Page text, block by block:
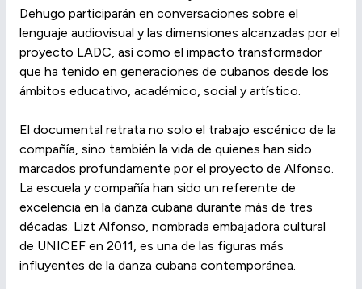
Dehugo participarán en conversaciones sobre el
lenguaje audiovisual y las dimensiones alcanzadas por el
proyecto LADC, así como el impacto transformador
que ha tenido en generaciones de cubanos desde los
ámbitos educativo, académico, social y artístico.
El documental retrata no solo el trabajo escénico de la
compañía, sino también la vida de quienes han sido
marcados profundamente por el proyecto de Alfonso.
La escuela y compañía han sido un referente de
excelencia en la danza cubana durante más de tres
décadas. Lizt Alfonso, nombrada embajadora cultural
de UNICEF en 2011, es una de las figuras más
influyentes de la danza cubana contemporánea.